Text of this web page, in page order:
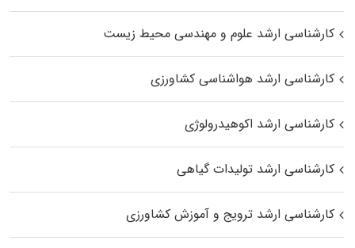
کارشناسی ارشد علوم و مهندسی محیط زیست
کارشناسی ارشد هواشناسی کشاورزی
کارشناسی ارشد اکوهیدرولوژی
کارشناسی ارشد تولیدات گیاهی
کارشناسی ارشد ترویج و آموزش کشاورزی